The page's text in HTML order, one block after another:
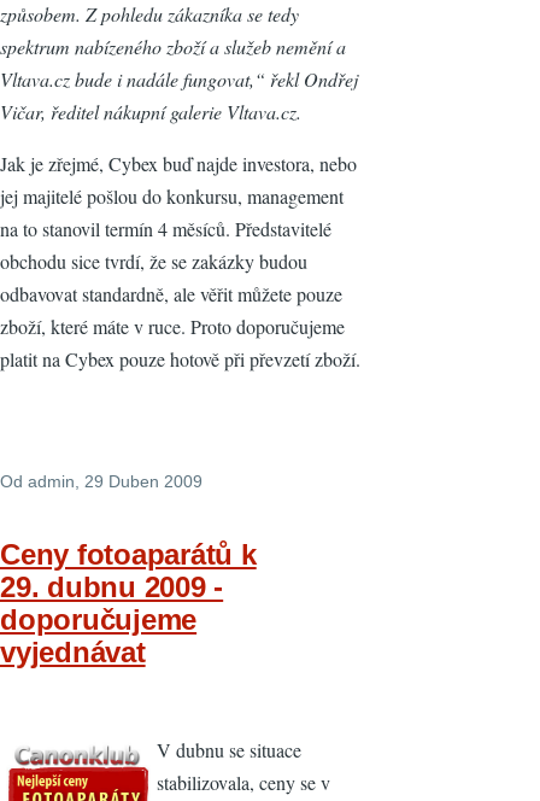
způsobem. Z pohledu zákazníka se tedy
spektrum nabízeného zboží a služeb nemění a
Vltava.cz bude i nadále fungovat,“ řekl Ondřej
Vičar, ředitel nákupní galerie Vltava.cz.
Jak je zřejmé, Cybex buď najde investora, nebo
jej majitelé pošlou do konkursu, management
na to stanovil termín 4 měsíců. Představitelé
obchodu sice tvrdí, že se zakázky budou
odbavovat standardně, ale věřit můžete pouze
zboží, které máte v ruce. Proto doporučujeme
platit na Cybex pouze hotově při převzetí zboží.
Od admin, 29 Duben 2009
Ceny fotoaparátů k
29. dubnu 2009 -
doporučujeme
vyjednávat
V dubnu se situace
stabilizovala, ceny se v